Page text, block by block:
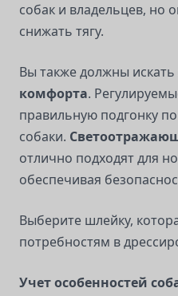
собак и владельцев, но
снижать тягу.
Вы также должны искать
комфорта.
правильную подгонку
собаки.
отлично подходят для
обеспечивая
Выберите шлейку,
потребностям в
Учет особенностей